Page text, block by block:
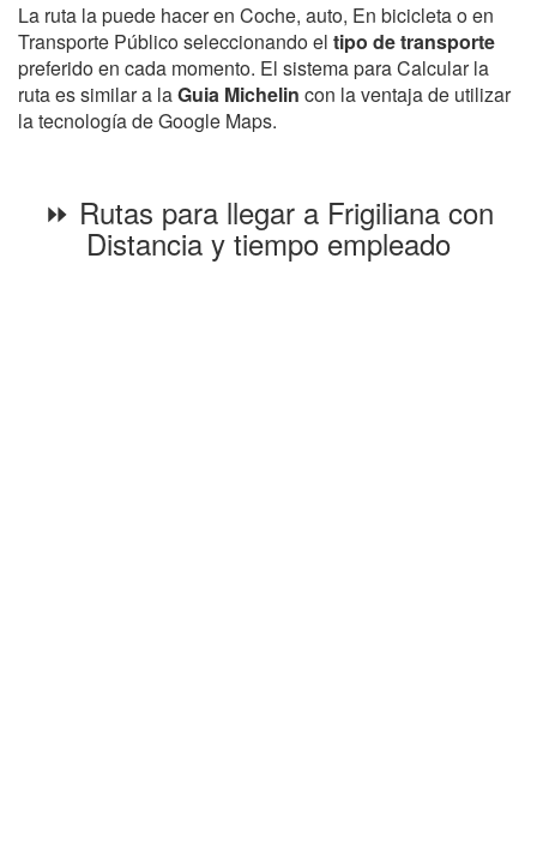
La ruta la puede hacer en Coche, auto, En bicicleta o en
Transporte Público seleccionando el tipo de transporte
preferido en cada momento. El sistema para Calcular la
ruta es similar a laGuia Michelin con la ventaja de utilizar
la tecnología de Google Maps.
⏩ Rutas para llegar a Frigiliana con
Distancia y tiempo empleado